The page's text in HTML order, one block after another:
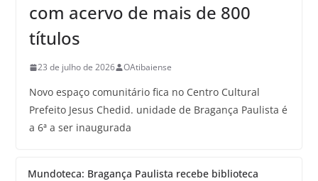
com acervo de mais de 800
títulos
23 de julho de 2026 OAtibaiense
Novo espaço comunitário fica no Centro Cultural
Prefeito Jesus Chedid. unidade de Bragança Paulista é
a 6ª a ser inaugurada
Mundoteca: Bragança Paulista recebe biblioteca